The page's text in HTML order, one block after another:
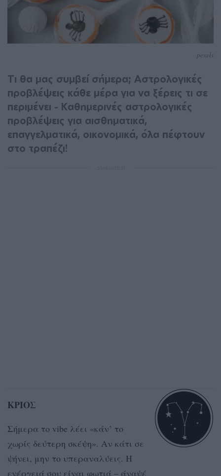
pexels
Τι θα μας συμβεί σήμερα; Αστρολογικές
προβλέψεις κάθε μέρα για να ξέρεις τι σε
περιμένει - Καθημερινές αστρολογικές
προβλέψεις για αισθηματικά,
επαγγελματικά, οικονομικά, όλα πέφτουν
στο τραπέζι!
ΚΡΙΟΣ
Σήμερα το vibe λέει «κάν’ το
χωρίς δεύτερη σκέψη». Αν κάτι σε
ψήνει, μην το υπεραναλύεις. Η
ενέργειά σου είναι φωτιά – άναψέ